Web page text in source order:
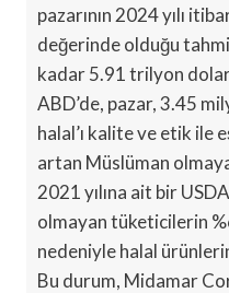
pazarının 2024 yılı
değerinde olduğu
kadar 5.91 trilyon
ABD’de, pazar, 3.45
halal’ı kalite ve etik ile
artan Müslüman
2021 yılına ait bir
olmayan tüketicilerin
nedeniyle halal
Bu durum, Midamar